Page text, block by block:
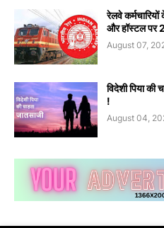
रेलवे
और हॉस्टल पर
August 07,
विदेशी पिया
!
August 04,